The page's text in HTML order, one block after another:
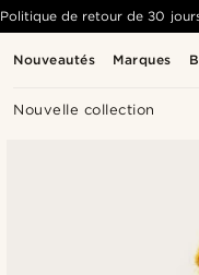
Nouveautés Marques
Nouvelle collection
Politique de retour de 30